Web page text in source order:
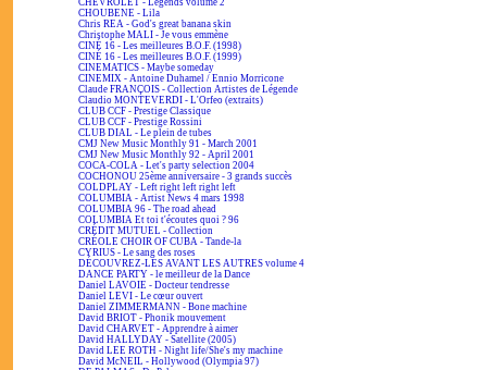
CHEVROLET - Legends volume 2
CHOUBENE - Lila
Chris REA - God's great banana skin
Christophe MALI - Je vous emmène
CINÉ 16 - Les meilleures B.O.F. (1998)
CINÉ 16 - Les meilleures B.O.F. (1999)
CINEMATICS - Maybe someday
CINEMIX - Antoine Duhamel / Ennio Morricone
Claude FRANÇOIS - Collection Artistes de Légende
Claudio MONTEVERDI - L'Orfeo (extraits)
CLUB CCF - Prestige Classique
CLUB CCF - Prestige Rossini
CLUB DIAL - Le plein de tubes
CMJ New Music Monthly 91 - March 2001
CMJ New Music Monthly 92 - April 2001
COCA-COLA - Let's party selection 2004
COCHONOU 25ème anniversaire - 3 grands succès
COLDPLAY - Left right left right left
COLUMBIA - Artist News 4 mars 1998
COLUMBIA 96 - The road ahead
COLUMBIA Et toi t'écoutes quoi ? 96
CRÉDIT MUTUEL - Collection
CRÉOLE CHOIR OF CUBA - Tande-la
CYRIUS - Le sang des roses
DÉCOUVREZ-LES AVANT LES AUTRES volume 4
DANCE PARTY - le meilleur de la Dance
Daniel LAVOIE - Docteur tendresse
Daniel LEVI - Le cœur ouvert
Daniel ZIMMERMANN - Bone machine
David BRIOT - Phonik mouvement
David CHARVET - Apprendre à aimer
David HALLYDAY - Satellite (2005)
David LEE ROTH - Night life/She's my machine
David McNEIL - Hollywood (Olympia 97)